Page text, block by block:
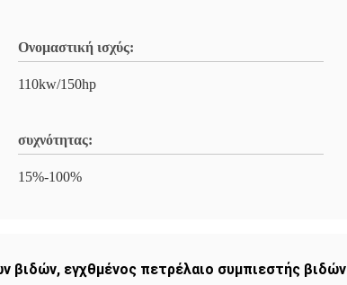
Ονομαστική ισχύς:
110kw/150hp
συχνότητας:
15%-100%
βιδών, εγχθμένος πετρέλαιο συμπιεστής βιδών